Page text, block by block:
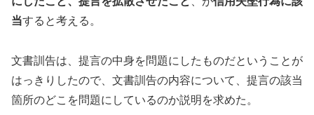
当すると考える。
文書訓告は、提言の中身を問題にしたものだということが
はっきりしたので、文書訓告の内容について、提言の該当
箇所のどこを問題にしているのか説明を求めた。